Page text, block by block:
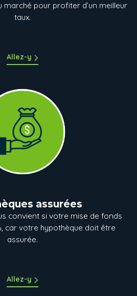
marché pour profiter d’un meilleur
taux.
Allez-y
assurées
convient si votre mise de fonds
car votre hypothèque doit être
assurée.
Allez-y